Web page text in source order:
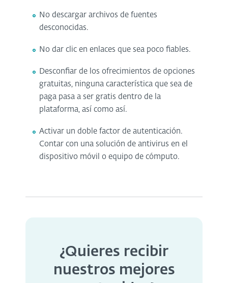
No descargar archivos de fuentes
desconocidas.
No dar clic en enlaces que sea poco fiables.
Desconfiar de los ofrecimientos de opciones
gratuitas, ninguna característica que sea de
paga pasa a ser gratis dentro de la
plataforma, así como así.
Activar un doble factor de autenticación.
Contar con una solución de antivirus en el
dispositivo móvil o equipo de cómputo.
¿Quieres recibir
nuestros mejores